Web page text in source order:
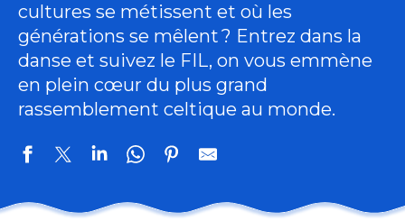
cultures se métissent et où les
générations se mêlent ? Entrez dans la
danse et suivez le FIL, on vous emmène
en plein cœur du plus grand
rassemblement celtique au monde.